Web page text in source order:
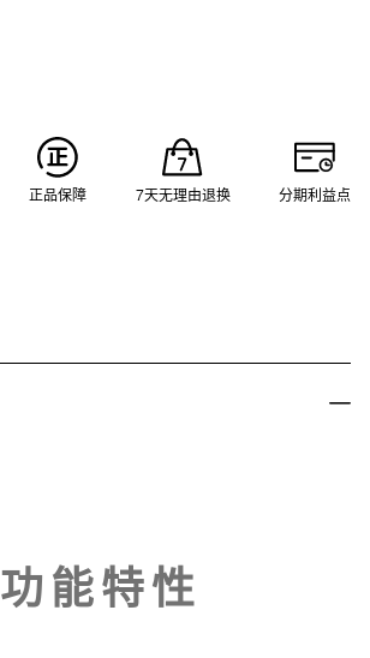
正品保障 7天无理由退换 分期利益点
功能特性